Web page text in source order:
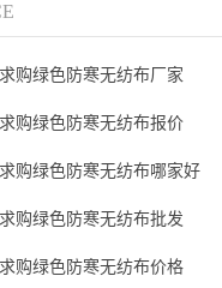
购绿色防寒无纺布厂家
购绿色防寒无纺布报价
购绿色防寒无纺布哪家好
购绿色防寒无纺布批发
购绿色防寒无纺布价格